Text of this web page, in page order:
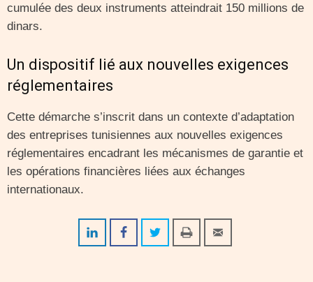
cumulée des deux instruments atteindrait 150 millions de
dinars.
Un dispositif lié aux nouvelles exigences
réglementaires
Cette démarche s’inscrit dans un contexte d’adaptation
des entreprises tunisiennes aux nouvelles exigences
réglementaires encadrant les mécanismes de garantie et
les opérations financières liées aux échanges
internationaux.